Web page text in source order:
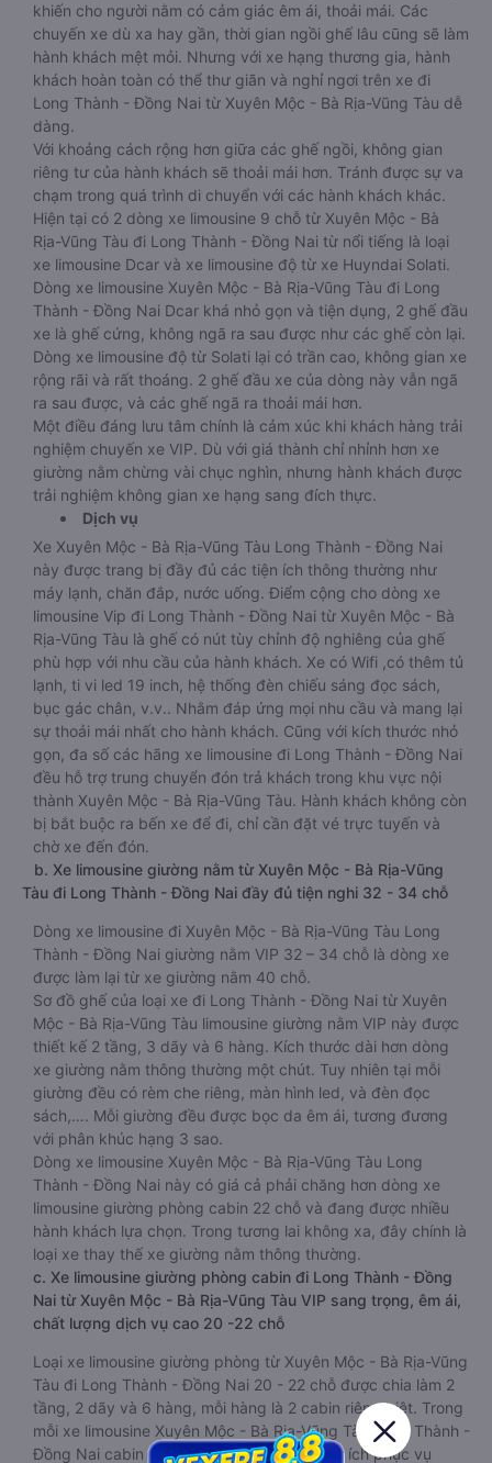
khiến cho người nằm có cảm giác êm ái, thoải mái. Các
chuyến xe dù xa hay gần, thời gian ngồi ghế lâu cũng sẽ làm
hành khách mệt mỏi. Nhưng với xe hạng thương gia, hành
khách hoàn toàn có thể thư giãn và nghỉ ngơi trên xe đi
Long Thành - Đồng Nai từ Xuyên Mộc - Bà Rịa-Vũng Tàu dễ
dàng.
Với khoảng cách rộng hơn giữa các ghế ngồi, không gian
riêng tư của hành khách sẽ thoải mái hơn. Tránh được sự va
chạm trong quá trình di chuyển với các hành khách khác.
Hiện tại có 2 dòng xe limousine 9 chỗ từ Xuyên Mộc - Bà
Rịa-Vũng Tàu đi Long Thành - Đồng Nai từ nổi tiếng là loại
xe limousine Dcar và xe limousine độ từ xe Huyndai Solati.
Dòng xe limousine Xuyên Mộc - Bà Rịa-Vũng Tàu đi Long
Thành - Đồng Nai Dcar khá nhỏ gọn và tiện dụng, 2 ghế đầu
xe là ghế cứng, không ngã ra sau được như các ghế còn lại.
Dòng xe limousine độ từ Solati lại có trần cao, không gian xe
rộng rãi và rất thoáng. 2 ghế đầu xe của dòng này vẫn ngã
ra sau được, và các ghế ngã ra thoải mái hơn.
Một điều đáng lưu tâm chính là cảm xúc khi khách hàng trải
nghiệm chuyến xe VIP. Dù với giá thành chỉ nhỉnh hơn xe
giường nằm chừng vài chục nghìn, nhưng hành khách được
trải nghiệm không gian xe hạng sang đích thực.
Dịch vụ
Xe Xuyên Mộc - Bà Rịa-Vũng Tàu Long Thành - Đồng Nai
này được trang bị đầy đủ các tiện ích thông thường như
máy lạnh, chăn đắp, nước uống. Điểm cộng cho dòng xe
limousine Vip đi Long Thành - Đồng Nai từ Xuyên Mộc - Bà
Rịa-Vũng Tàu là ghế có nút tùy chỉnh độ nghiêng của ghế
phù hợp với nhu cầu của hành khách. Xe có Wifi ,có thêm tủ
lạnh, ti vi led 19 inch, hệ thống đèn chiếu sáng đọc sách,
bục gác chân, v.v.. Nhằm đáp ứng mọi nhu cầu và mang lại
sự thoải mái nhất cho hành khách. Cũng với kích thước nhỏ
gọn, đa số các hãng xe limousine đi Long Thành - Đồng Nai
đều hỗ trợ trung chuyển đón trả khách trong khu vực nội
thành Xuyên Mộc - Bà Rịa-Vũng Tàu. Hành khách không còn
bị bắt buộc ra bến xe để đi, chỉ cần đặt vé trực tuyến và
chờ xe đến đón.
b. Xe limousine giường nằm từ Xuyên Mộc - Bà Rịa-Vũng
Tàu đi Long Thành - Đồng Nai đầy đủ tiện nghi 32 - 34 chỗ
Dòng xe limousine đi Xuyên Mộc - Bà Rịa-Vũng Tàu Long
Thành - Đồng Nai giường nằm VIP 32 – 34 chỗ là dòng xe
được làm lại từ xe giường nằm 40 chỗ.
Sơ đồ ghế của loại xe đi Long Thành - Đồng Nai từ Xuyên
Mộc - Bà Rịa-Vũng Tàu limousine giường nằm VIP này được
thiết kế 2 tầng, 3 dãy và 6 hàng. Kích thước dài hơn dòng
xe giường nằm thông thường một chút. Tuy nhiên tại mỗi
giường đều có rèm che riêng, màn hình led, và đèn đọc
sách,…. Mỗi giường đều được bọc da êm ái, tương đương
với phân khúc hạng 3 sao.
Dòng xe limousine Xuyên Mộc - Bà Rịa-Vũng Tàu Long
Thành - Đồng Nai này có giá cả phải chăng hơn dòng xe
limousine giường phòng cabin 22 chỗ và đang được nhiều
hành khách lựa chọn. Trong tương lai không xa, đây chính là
loại xe thay thế xe giường nằm thông thường.
c. Xe limousine giường phòng cabin đi Long Thành - Đồng
Nai từ Xuyên Mộc - Bà Rịa-Vũng Tàu VIP sang trọng, êm ái,
chất lượng dịch vụ cao 20 -22 chỗ
Loại xe limousine giường phòng từ Xuyên Mộc - Bà Rịa-Vũng
Tàu đi Long Thành - Đồng Nai 20 - 22 chỗ được chia làm 2
tầng, 2 dãy và 6 hàng, mỗi hàng là 2 cabin riêng biệt. Trong
mỗi xe limousine Xuyên Mộc - Bà Rịa-Vũng Tàu Long Thành -
Đồng Nai cabin được trang bị rất nhiều tiện ích phục vụ